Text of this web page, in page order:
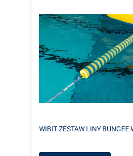
WIBIT ZESTAW LINY BUNGEE